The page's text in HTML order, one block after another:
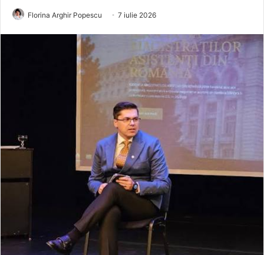
Florina Arghir Popescu 7 iulie 2026